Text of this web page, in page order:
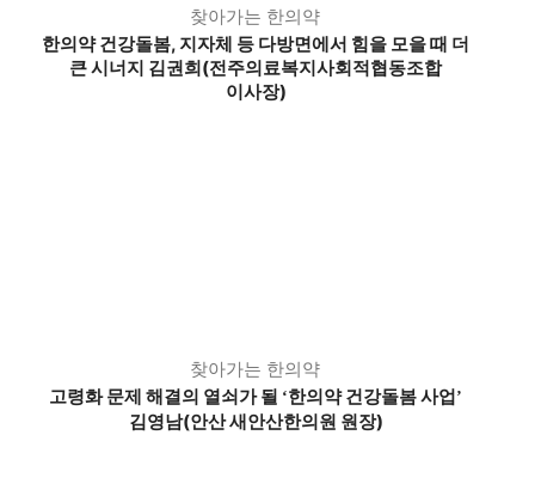
찾아가는 한의약
한의약 건강돌봄, 지자체 등 다방면에서 힘을 모을 때 더
큰 시너지 김권희(전주의료복지사회적협동조합
이사장)
찾아가는 한의약
고령화 문제 해결의 열쇠가 될 ‘한의약 건강돌봄 사업’
김영남(안산 새안산한의원 원장)